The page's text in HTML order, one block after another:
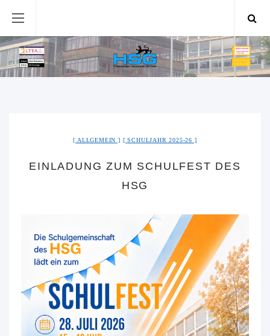
ALLGEMEIN SCHULJAHR 2025-26
EINLADUNG ZUM SCHULFEST DES
HSG